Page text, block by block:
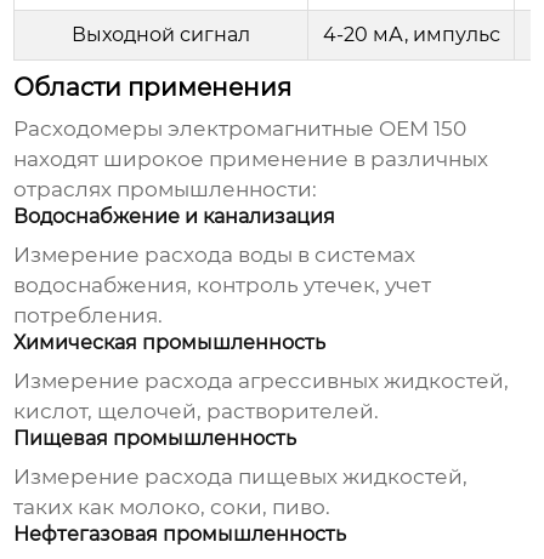
Выходной сигнал 4-20 мА, импульс
Области применения
Расходомеры электромагнитные OEM 150
находят широкое применение в различных
отраслях промышленности:
Водоснабжение и канализация
Измерение расхода воды в системах
водоснабжения, контроль утечек, учет
потребления.
Химическая промышленность
Измерение расхода агрессивных жидкостей,
кислот, щелочей, растворителей.
Пищевая промышленность
Измерение расхода пищевых жидкостей,
таких как молоко, соки, пиво.
Нефтегазовая промышленность